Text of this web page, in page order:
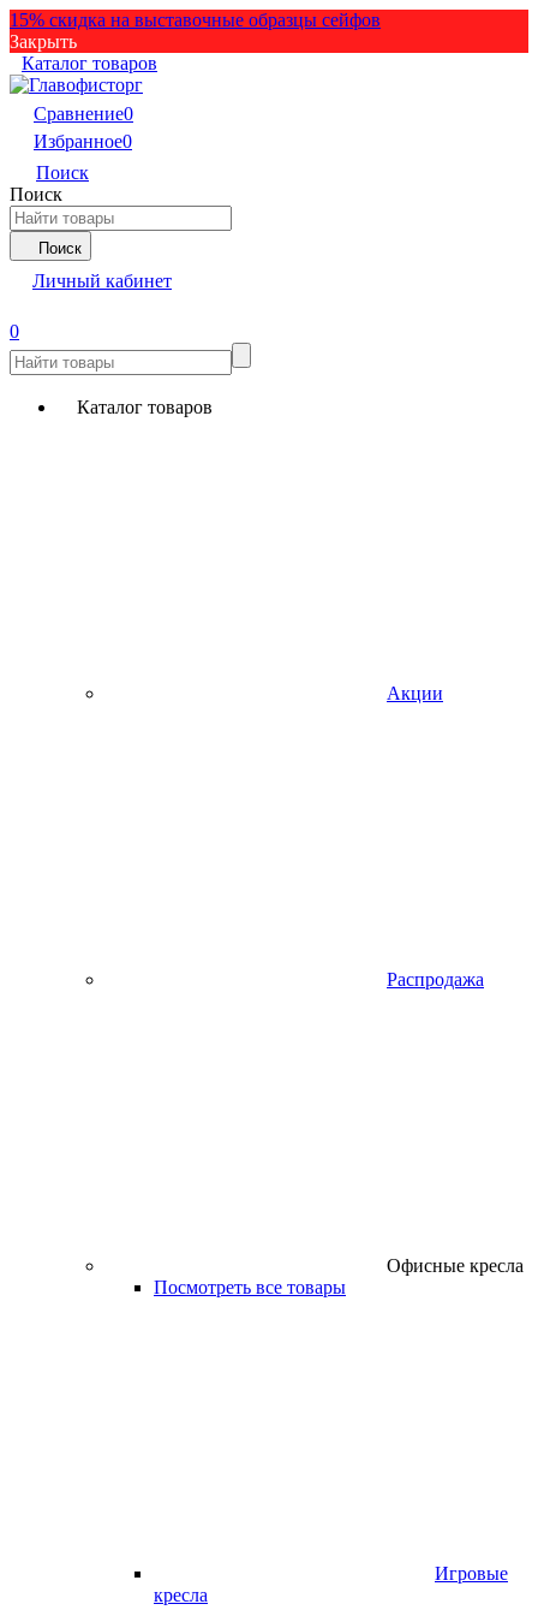
15% скидка на выставочные образцы сейфов
Закрыть
Каталог товаров
Сравнение0
Избранное0
Поиск
Поиск
Поиск
Личный кабинет
0
Каталог товаров
Акции
Распродажа
Офисные кресла
Посмотреть все товары
Игровые
кресла